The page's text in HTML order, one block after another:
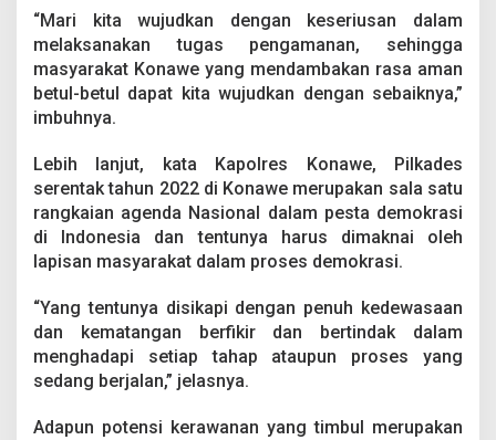
K
o
a
w
a
r
A
e
P
a
s
k
n
“Mari kita wujudkan dengan keseriusan dalam
melaksanakan tugas pengamanan, sehingga
masyarakat Konawe yang mendambakan rasa aman
betul-betul dapat kita wujudkan dengan sebaiknya,”
imbuhnya.
Lebih lanjut, kata Kapolres Konawe, Pilkades
serentak tahun 2022 di Konawe merupakan sala satu
rangkaian agenda Nasional dalam pesta demokrasi
di Indonesia dan tentunya harus dimaknai oleh
lapisan masyarakat dalam proses demokrasi.
“Yang tentunya disikapi dengan penuh kedewasaan
dan kematangan berfikir dan bertindak dalam
menghadapi setiap tahap ataupun proses yang
sedang berjalan,” jelasnya.
Adapun potensi kerawanan yang timbul merupakan